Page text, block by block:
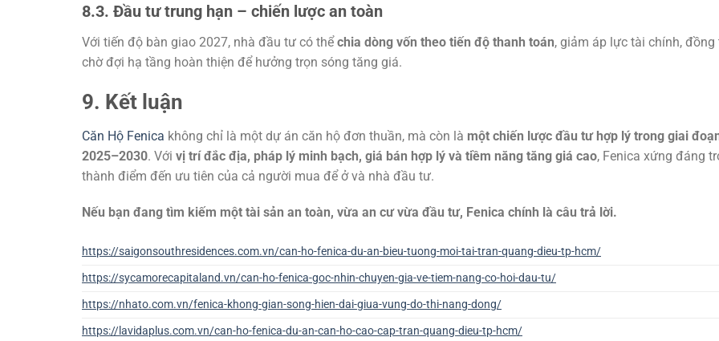
8.3. Đầu tư trung hạn – chiến lược an toàn
Với tiến độ bàn giao 2027, nhà đầu tư có thểchia dòng vốn theo tiến độ thanh toán, giảm áp lực tài chính, đồng
chờ đợi hạ tầng hoàn thiện để hưởng trọn sóng tăng giá.
9. Kết luận
Căn Hộ Fenica không chỉ là một dự án căn hộ đơn thuần, mà còn là một chiến lược đầu tư hợp lý trong giai
2025–2030. Với vị trí đắc địa, pháp lý minh bạch, giá bán hợp lý và tiềm năng tăng giá cao, Fenica xứng đáng
thành điểm đến ưu tiên của cả người mua để ở và nhà đầu tư.
Nếu bạn đang tìm kiếm một tài sản an toàn, vừa an cư vừa đầu tư, Fenica chính là câu trả lời.
https://saigonsouthresidences.com.vn/can-ho-fenica-du-an-bieu-tuong-moi-tai-tran-quang-dieu-tp-hcm/
https://sycamorecapitaland.vn/can-ho-fenica-goc-nhin-chuyen-gia-ve-tiem-nang-co-hoi-dau-tu/
https://nhato.com.vn/fenica-khong-gian-song-hien-dai-giua-vung-do-thi-nang-dong/
https://lavidaplus.com.vn/can-ho-fenica-du-an-can-ho-cao-cap-tran-quang-dieu-tp-hcm/